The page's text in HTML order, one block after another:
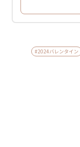
#2024バレンタイン